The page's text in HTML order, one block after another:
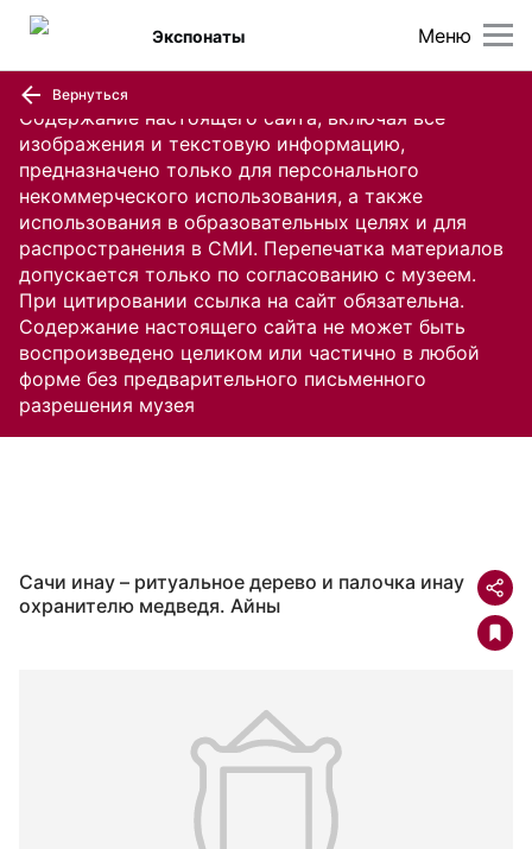
Содержание настоящего сайта, включая все
изображения и текстовую информацию,
предназначено только для персонального
некоммерческого использования, а также
использования в образовательных целях и для
распространения в СМИ. Перепечатка материалов
допускается только по согласованию с музеем.
При цитировании ссылка на сайт обязательна.
Содержание настоящего сайта не может быть
воспроизведено целиком или частично в любой
форме без предварительного письменного
разрешения музея
Меню
Экспонаты
Вернуться
Сачи инау – ритуальное дерево и палочка инау
охранителю медведя. Айны